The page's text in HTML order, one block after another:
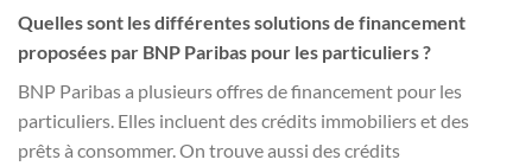
Quelles sont les différentes solutions de financement
proposées par BNP Paribas pour les particuliers ?
BNP Paribas a plusieurs offres de financement pour les
particuliers. Elles incluent des crédits immobiliers et des
prêts à consommer. On trouve aussi des crédits